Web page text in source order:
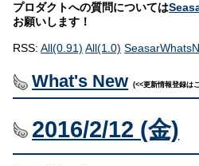
プロダクトへの質問については
お願いします！
RSS:All(0.91) All(1.0)
What's New (<<更新情報登録は
2016/2/12 (金)